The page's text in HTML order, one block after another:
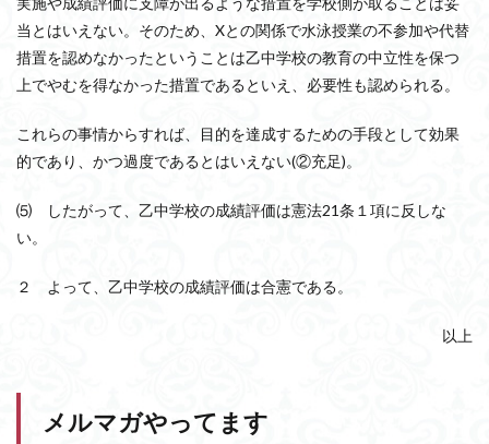
当とはいえない。そのため、Xとの関係で水泳授業の不参加や代替
措置を認めなかったということは乙中学校の教育の中立性を保つ
上でやむを得なかった措置であるといえ、必要性も認められる。
これらの事情からすれば、目的を達成するための手段として効果
的であり、かつ過度であるとはいえない(②充足)。
⑸ したがって、乙中学校の成績評価は憲法21条１項に反しな
い。
２ よって、乙中学校の成績評価は合憲である。
以上
メルマガやってます